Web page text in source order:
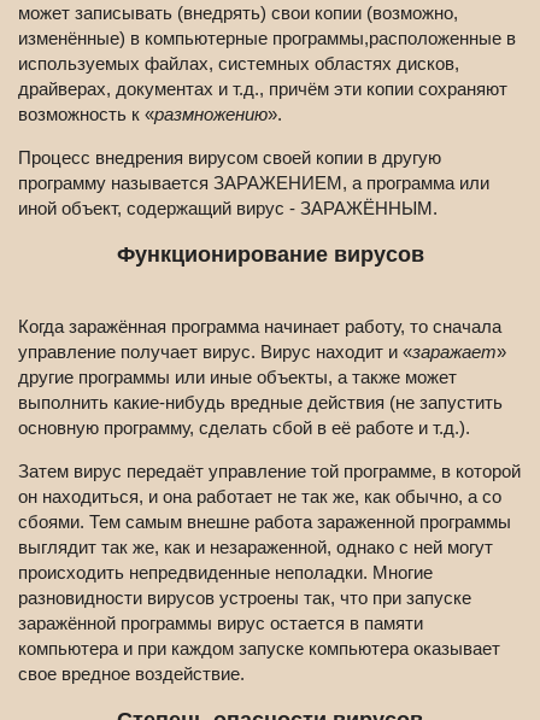
может записывать (внедрять) свои копии (возможно,
изменённые) в компьютерные программы,расположенные в
используемых файлах, системных областях дисков,
драйверах, документах и т.д., причём эти копии сохраняют
возможность к «размножению».
Процесс внедрения вирусом своей копии в другую
программу называется ЗАРАЖЕНИЕМ, а программа или
иной объект, содержащий вирус - ЗАРАЖЁННЫМ.
Функционирование вирусов
Когда заражённая программа начинает работу, то сначала
управление получает вирус. Вирус находит и «заражает»
другие программы или иные объекты, а также может
выполнить какие-нибудь вредные действия (не запустить
основную программу, сделать сбой в её работе и т.д.).
Затем вирус передаёт управление той программе, в которой
он находиться, и она работает не так же, как обычно, а со
сбоями. Тем самым внешне работа зараженной программы
выглядит так же, как и незараженной, однако с ней могут
происходить непредвиденные неполадки. Многие
разновидности вирусов устроены так, что при запуске
заражённой программы вирус остается в памяти
компьютера и при каждом запуске компьютера оказывает
свое вредное воздействие.